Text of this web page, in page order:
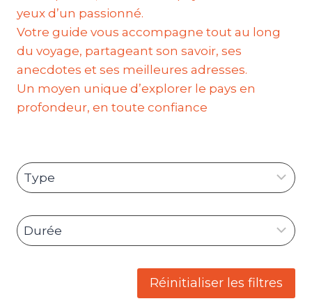
yeux d’un passionné.
Votre guide vous accompagne tout au long
du voyage, partageant son savoir, ses
anecdotes et ses meilleures adresses.
Un moyen unique d’explorer le pays en
profondeur, en toute confiance
Réinitialiser les filtres